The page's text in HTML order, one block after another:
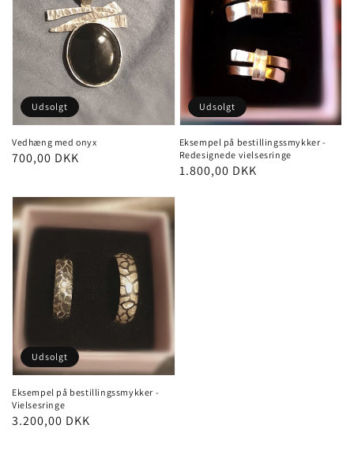
Vedhæng med onyx
Normalpris
700,00 DKK
Udsolgt
Eksempel på bestillingssmykker -
Redesignede vielsesringe
Normalpris
1.800,00 DKK
Udsolgt
Eksempel på bestillingssmykker -
Vielsesringe
Normalpris
3.200,00 DKK
Udsolgt